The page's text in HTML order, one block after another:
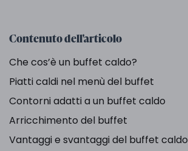
Contenuto dell'articolo
Che cos’è un buffet caldo?
Piatti caldi nel menù del buffet
Contorni adatti a un buffet caldo
Arricchimento del buffet
Vantaggi e svantaggi del buffet caldo